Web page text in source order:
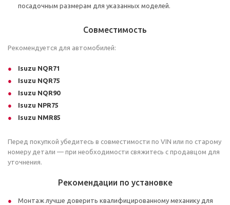
посадочным размерам для указанных моделей.
Совместимость
Рекомендуется для автомобилей:
Isuzu NQR71
Isuzu NQR75
Isuzu NQR90
Isuzu NPR75
Isuzu NMR85
Перед покупкой убедитесь в совместимости по VIN или по старому
номеру детали — при необходимости свяжитесь с продавцом для
уточнения.
Рекомендации по установке
Монтаж лучше доверить квалифицированному механику для